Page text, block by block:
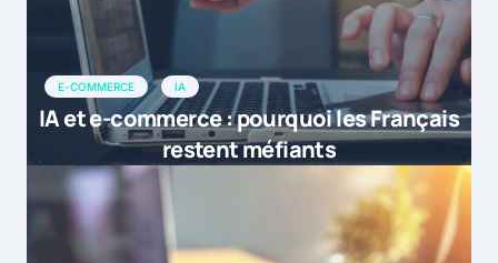
E-COMMERCE IA
IA et e-commerce : pourquoi les Français
restent méfiants